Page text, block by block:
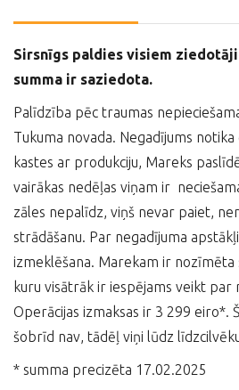
Sirsnīgs paldies visiem
summa ir saziedota.
Palīdzība pēc traumas
Tukuma novada. Negadījums
kastes ar produkciju, Mareks
vairākas nedēļas viņam ir
zāles nepalīdz, viņš nevar paiet,
strādāšanu. Par negadījuma
izmeklēšana. Marekam ir nozīmēta
kuru visātrāk ir iespējams veikt par
Operācijas izmaksas ir 3 299 eiro*.
šobrīd nav, tādēļ viņi lūdz
* summa precizēta 17.02.2025